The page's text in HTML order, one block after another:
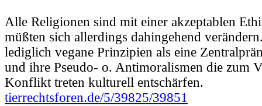
Alle Religionen sind mit einer akzeptablen
müßten sich allerdings dahingehend
lediglich vegane Prinzipien als eine
und ihre Pseudo- o. Antimoralismen die zum
Konflikt treten kulturell entschärfen.
tierrechtsforen.de/5/39825/39851